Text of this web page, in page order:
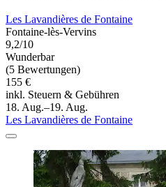
Les Lavandières de Fontaine
Fontaine-lès-Vervins
9,2/10
Wunderbar
(5 Bewertungen)
155 €
inkl. Steuern & Gebühren
18. Aug.–19. Aug.
Les Lavandières de Fontaine